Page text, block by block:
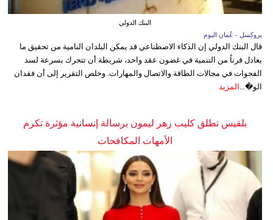
البنك الدولي
بروكسل - عُمان اليوم
قال البنك الدولي إن الذكاء الاصطناعي قد يمكن البلدان النامية من تحقيق ما
يعادل قرناً من التنمية في غضون عقد واحد، شريطة أن تتحرك بسرعة لسد
الفجوات في مجالات الطاقة والاتصال والمهارات. وخلص التقرير إلى أن فقدان
الو�... المزيد
بلقيس تطلق كليب زهر ليمون برسالة إنسانية مؤثرة تكرم
الأمهات المكافحات